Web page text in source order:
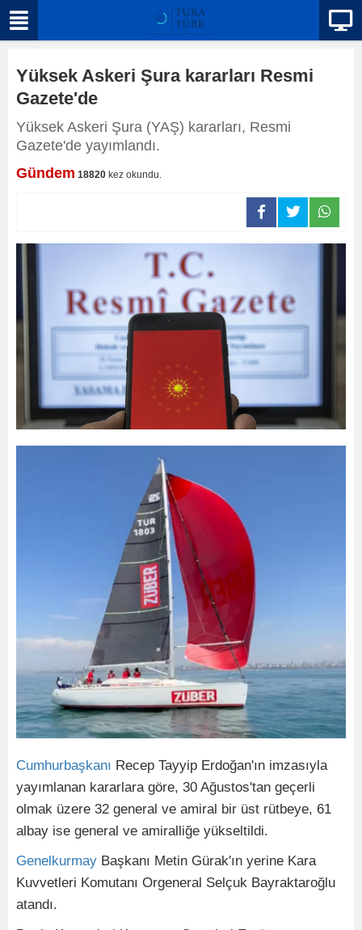
Yüksek Askeri Şura kararları Resmi
Gazete'de
Yüksek Askeri Şura (YAŞ) kararları, Resmi
Gazete'de yayımlandı.
Gündem 18820 kez okundu.
Cumhurbaşkanı Recep Tayyip Erdoğan'ın imzasıyla
yayımlanan kararlara göre, 30 Ağustos'tan geçerli
olmak üzere 32 general ve amiral bir üst rütbeye, 61
albay ise general ve amiralliğe yükseltildi.
Genelkurmay Başkanı Metin Gürak'ın yerine Kara
Kuvvetleri Komutanı Orgeneral Selçuk Bayraktaroğlu
atandı.